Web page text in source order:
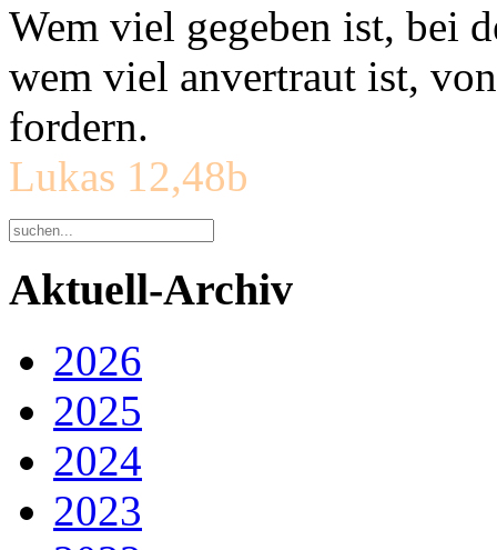
Wem viel gegeben ist, bei
wem viel anvertraut ist,
fordern.
Lukas 12,48b
Aktuell-Archiv
2026
2025
2024
2023